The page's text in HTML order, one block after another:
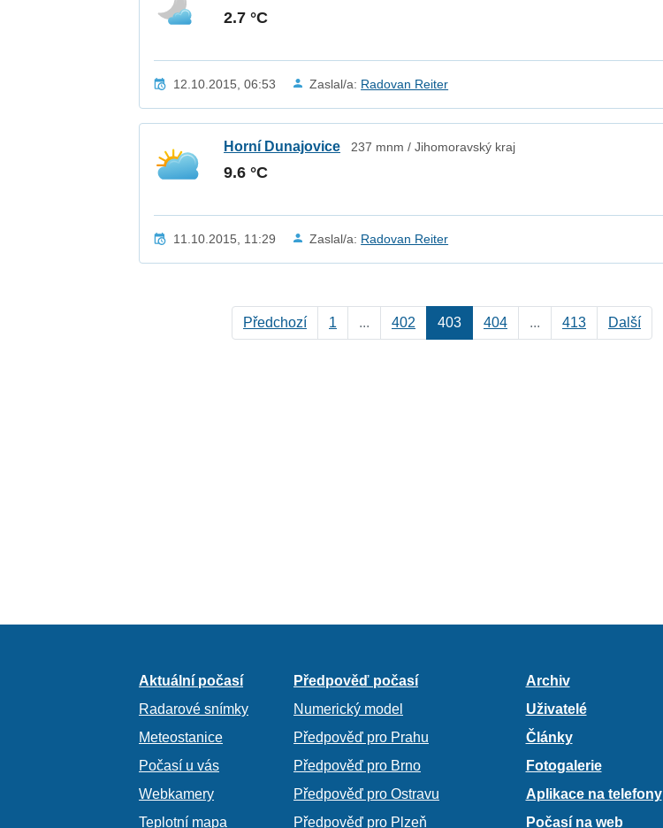
2.7 °C
12.10.2015, 06:53 Zaslal/a: Radovan Reiter
Horní Dunajovice 237 mnm / Jihomoravský kraj
9.6 °C
11.10.2015, 11:29 Zaslal/a: Radovan Reiter
Předchozí 1 ... 402 403 404 ... 413 Další
Aktuální počasí
Radarové snímky
Meteostanice
Počasí u vás
Webkamery
Teplotní mapa
Předpověď počasí
Numerický model
Předpověď pro Prahu
Předpověď pro Brno
Předpověď pro Ostravu
Předpověď pro Plzeň
Archiv
Uživatelé
Články
Fotogalerie
Aplikace na telefony
Počasí na web